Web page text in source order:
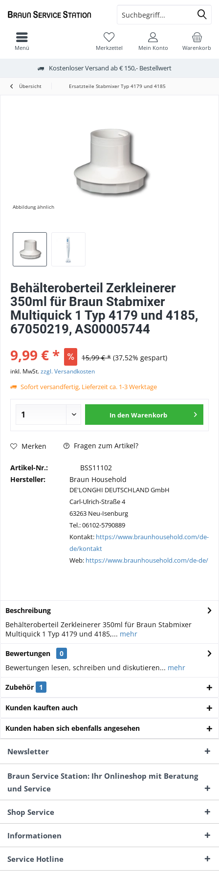
Kostenloser Versand ab € 150,- Bestellwert
Warenkorb
Merkzettel Mein Konto
Menü
Übersicht Ersatzteile Stabmixer Typ 4179 und 4185
Abbildung ähnlich
Behälteroberteil Zerkleinerer
350ml für Braun Stabmixer
Multiquick 1 Typ 4179 und 4185,
67050219, AS00005744
9,99 € * 15,99 € * (37,52% gespart)
inkl. MwSt.zzgl. Versandkosten
Sofort versandfertig, Lieferzeit ca. 1-3 Werktage
In den Warenkorb
Merken Fragen zum Artikel?
Artikel-Nr.:
BSS11102
Hersteller:
Braun Household
DE'LONGHI DEUTSCHLAND GmbH
Carl-Ulrich-Straße 4
63263 Neu-Isenburg
Tel.: 06102-5790889
Kontakt: https://www.braunhousehold.com/de-
de/kontakt
Web: https://www.braunhousehold.com/de-de/
Beschreibung
Behälteroberteil Zerkleinerer 350ml für Braun Stabmixer
Multiquick 1 Typ 4179 und 4185,... mehr
Bewertungen
0
Bewertungen lesen, schreiben und diskutieren... mehr
Zubehör 1
Kunden kauften auch
Kunden haben sich ebenfalls angesehen
Newsletter
Braun Service Station: Ihr Onlineshop mit Beratung
und Service
Shop Service
Informationen
Service Hotline